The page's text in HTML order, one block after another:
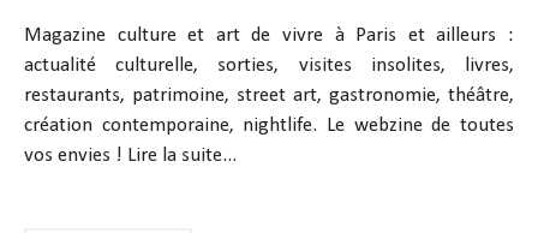
Magazine culture et art de vivre à Paris et ailleurs :
actualité culturelle, sorties, visites insolites, livres,
restaurants, patrimoine, street art, gastronomie, théâtre,
création contemporaine, nightlife. Le webzine de toutes
vos envies ! Lire la suite...